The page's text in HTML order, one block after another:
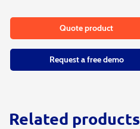
Quote product
Request a free demo
Related products